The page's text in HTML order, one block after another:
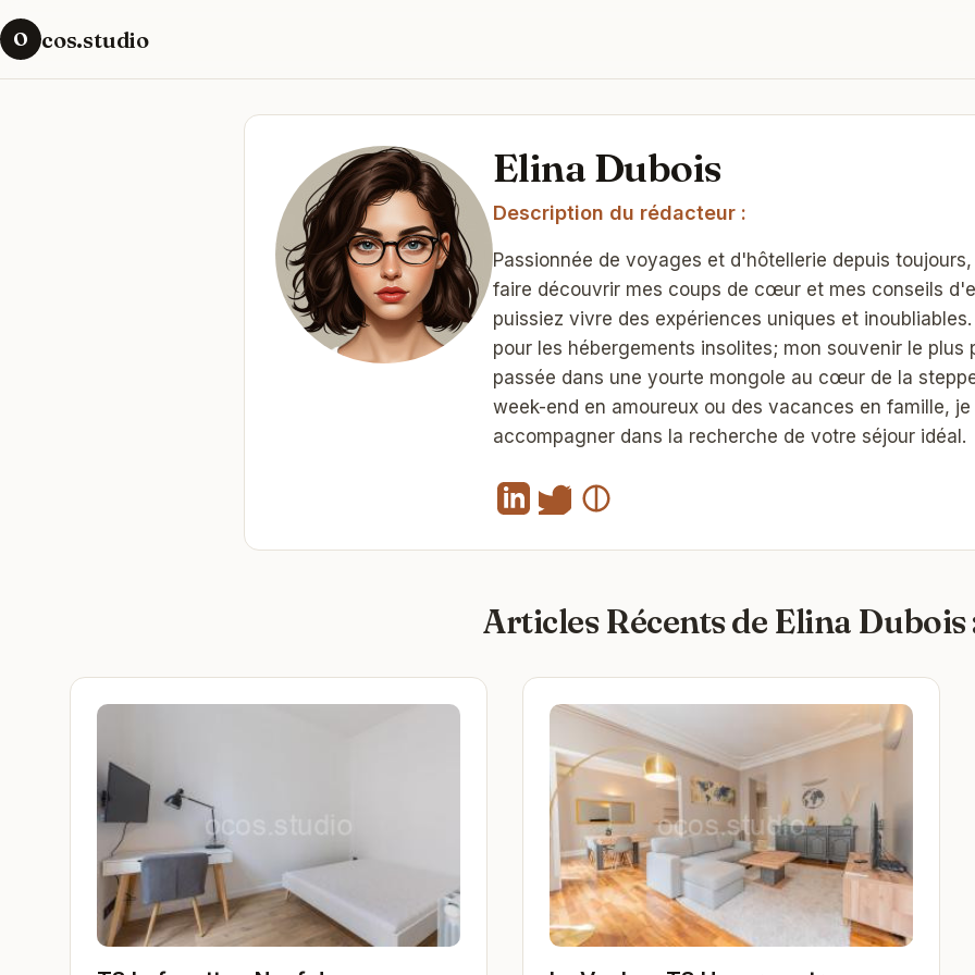
O cos.studio
Elina Dubois
Description du rédacteur :
Passionnée de voyages et d'hôtellerie depuis
faire découvrir mes coups de cœur et mes conseils
puissiez vivre des expériences uniques et
pour les hébergements insolites; mon souvenir le
passée dans une yourte mongole au cœur de la
week-end en amoureux ou des vacances en famille,
accompagner dans la recherche de votre séjour idéal.
Articles Récents de Elina Dubois